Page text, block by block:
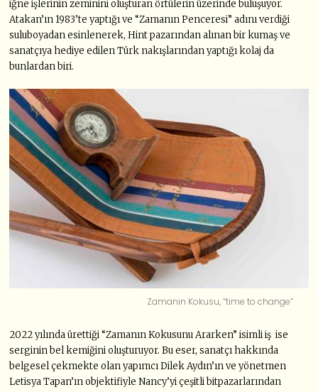
iğne işlerinin zeminini oluşturan örtülerin üzerinde buluşuyor.
Atakan’ın 1983’te yaptığı ve “Zamanın Penceresi” adını verdiği
suluboyadan esinlenerek, Hint pazarından alınan bir kumaş ve
sanatçıya hediye edilen Türk nakışlarından yaptığı kolaj da
bunlardan biri.
Zamanın Kokusu, “time to change”
2022 yılında ürettiği “Zamanın Kokusunu Ararken” isimli iş ise
serginin bel kemiğini oluşturuyor. Bu eser, sanatçı hakkında
belgesel çekmekte olan yapımcı Dilek Aydın’ın ve yönetmen
Letisya Tapan’ın objektifiyle Nancy’yi çeşitli bitpazarlarından